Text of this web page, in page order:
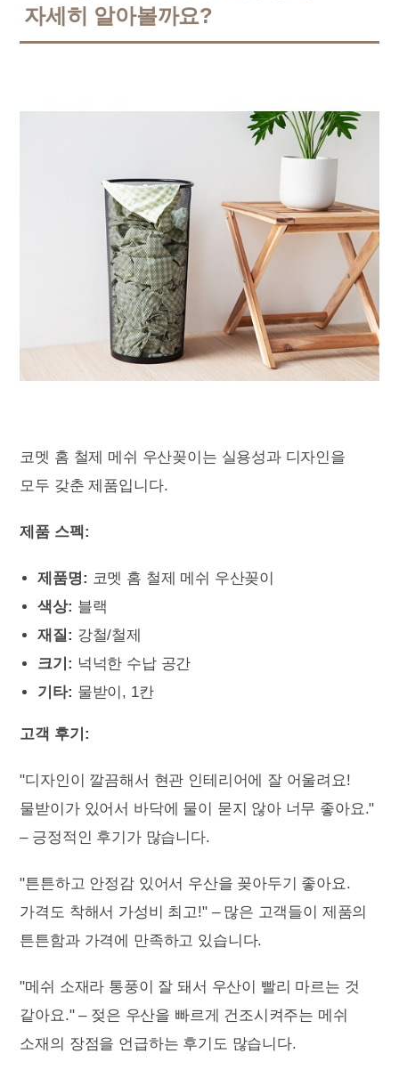
자세히 알아볼까요?
코멧 홈 철제 메쉬 우산꽂이는 실용성과 디자인을
모두 갖춘 제품입니다.
제품 스펙:
제품명: 코멧 홈 철제 메쉬 우산꽂이
색상: 블랙
재질: 강철/철제
크기: 넉넉한 수납 공간
기타: 물받이, 1칸
고객 후기:
"디자인이 깔끔해서 현관 인테리어에 잘 어울려요!
물받이가 있어서 바닥에 물이 묻지 않아 너무 좋아요."
– 긍정적인 후기가 많습니다.
"튼튼하고 안정감 있어서 우산을 꽂아두기 좋아요.
가격도 착해서 가성비 최고!" – 많은 고객들이 제품의
튼튼함과 가격에 만족하고 있습니다.
"메쉬 소재라 통풍이 잘 돼서 우산이 빨리 마르는 것
같아요." – 젖은 우산을 빠르게 건조시켜주는 메쉬
소재의 장점을 언급하는 후기도 많습니다.